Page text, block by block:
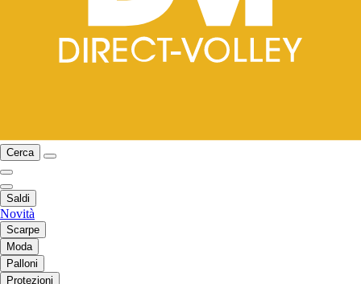
Cerca
Saldi
Novità
Scarpe
Moda
Palloni
Protezioni